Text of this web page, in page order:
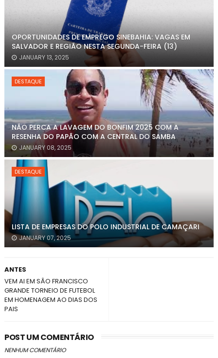
OPORTUNIDADES DE EMPREGO SINEBAHIA: VAGAS EM
SALVADOR E REGIÃO NESTA SEGUNDA-FEIRA (13)
JANUARY 13, 2025
DESTAQUE
NÃO PERCA A LAVAGEM DO BONFIM 2025 COM A
RESENHA DO PAPÃO COM A CENTRAL DO SAMBA
JANUARY 08, 2025
DESTAQUE
LISTA DE EMPRESAS DO POLO INDUSTRIAL DE CAMAÇARI
JANUARY 07, 2025
ANTES
VEM AI EM SÂO FRANCISCO
GRANDE TORNEIO DE FUTEBOL
EM HOMENAGEM AO DIAS DOS
PAIS
POST UM COMENTÁRIO
NENHUM COMENTÁRIO